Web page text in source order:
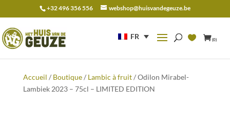
+32 496 356 556 webshop@huisvandegeuze.be
FR (0)
pour :
Accueil / Boutique/ Lambic à fruit/ Odilon Mirabel-
Lambiek 2023 – 75cl – LIMITED EDITION